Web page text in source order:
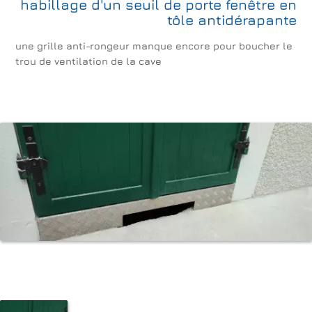
Décoration Revêtements Peinture
habillage d'un seuil de porte fenêtre en
tôle antidérapante
une grille anti-rongeur manque encore pour boucher le
trou de ventilation de la cave